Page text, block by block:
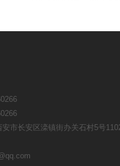
市长安区滦镇街办关石村5号